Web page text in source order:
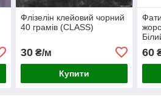
Флізелін клейовий чорний
40 грамів (CLASS)
30₴/м
Купити
60